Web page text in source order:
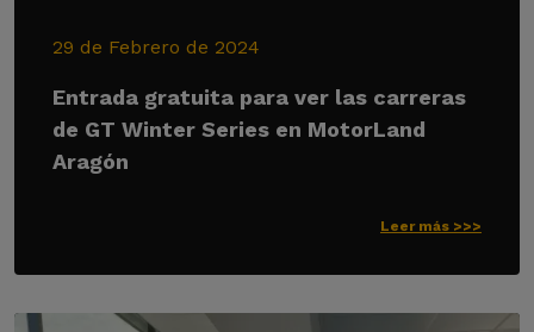
29 de Febrero de 2024
Entrada gratuita para ver las carreras
de GT Winter Series en MotorLand
Aragón
Leer más >>>